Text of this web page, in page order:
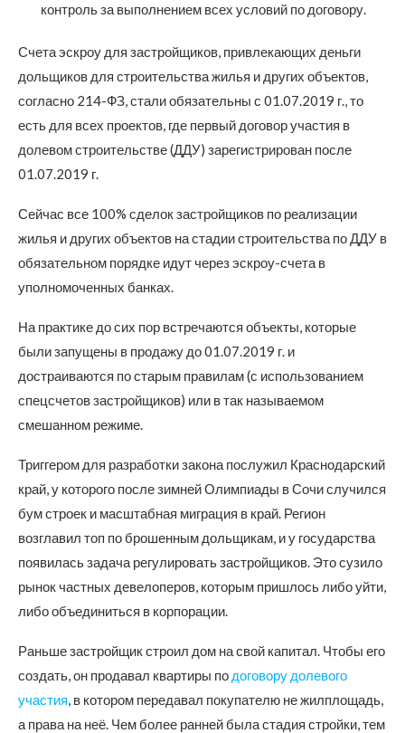
контроль за выполнением всех условий по договору.
Счета эскроу для застройщиков, привлекающих деньги
дольщиков для строительства жилья и других объектов,
согласно 214-ФЗ, стали обязательны с 01.07.2019 г., то
есть для всех проектов, где первый договор участия в
долевом строительстве (ДДУ) зарегистрирован после
01.07.2019 г.
Сейчас все 100% сделок застройщиков по реализации
жилья и других объектов на стадии строительства по ДДУ в
обязательном порядке идут через эскроу-счета в
уполномоченных банках.
На практике до сих пор встречаются объекты, которые
были запущены в продажу до 01.07.2019 г. и
достраиваются по старым правилам (с использованием
спецсчетов застройщиков) или в так называемом
смешанном режиме.
Триггером для разработки закона послужил Краснодарский
край, у которого после зимней Олимпиады в Сочи случился
бум строек и масштабная миграция в край. Регион
возглавил топ по брошенным дольщикам, и у государства
появилась задача регулировать застройщиков. Это сузило
рынок частных девелоперов, которым пришлось либо уйти,
либо объединиться в корпорации.
Раньше застройщик строил дом на свой капитал. Чтобы его
создать, он продавал квартиры по договору долевого
участия, в котором передавал покупателю не жилплощадь,
а права на неё. Чем более ранней была стадия стройки, тем